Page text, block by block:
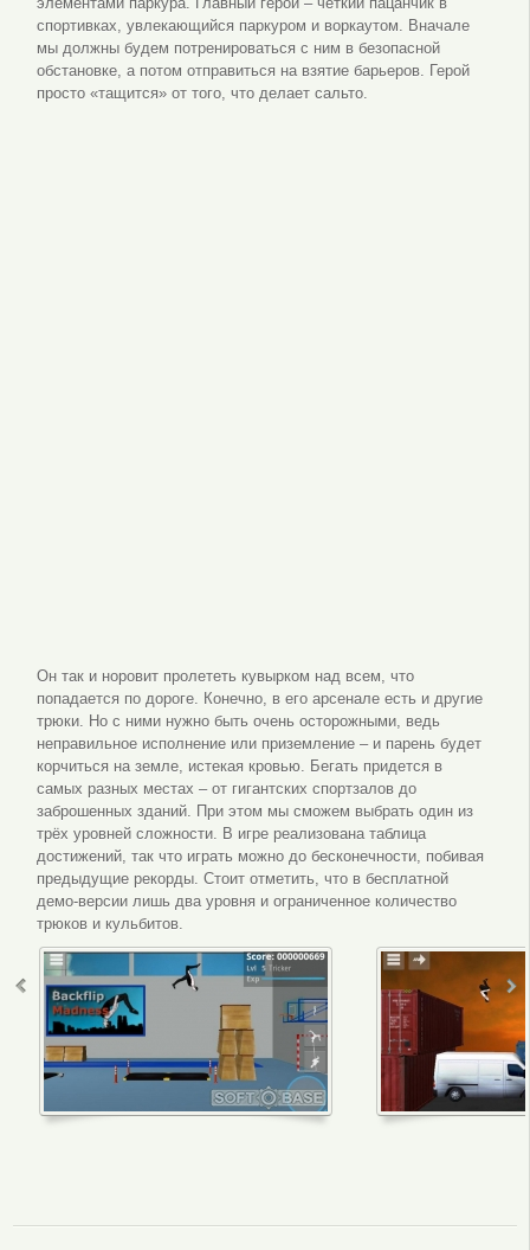
спортивках, увлекающийся паркуром и воркаутом. Вначале
мы должны будем потренироваться с ним в безопасной
обстановке, а потом отправиться на взятие барьеров. Герой
просто «тащится» от того, что делает сальто.
Он так и норовит пролететь кувырком над всем, что
попадается по дороге. Конечно, в его арсенале есть и другие
трюки. Но с ними нужно быть очень осторожными, ведь
неправильное исполнение или приземление – и парень будет
корчиться на земле, истекая кровью. Бегать придется в
самых разных местах – от гигантских спортзалов до
заброшенных зданий. При этом мы сможем выбрать один из
трёх уровней сложности. В игре реализована таблица
достижений, так что играть можно до бесконечности, побивая
предыдущие рекорды. Стоит отметить, что в бесплатной
демо-версии лишь два уровня и ограниченное количество
трюков и кульбитов.